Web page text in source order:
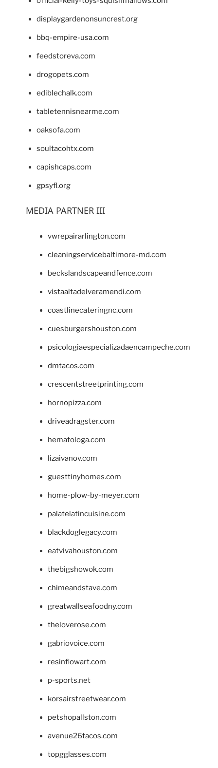
displaygardenonsuncrest.org
bbq-empire-usa.com
feedstoreva.com
drogopets.com
ediblechalk.com
tabletennisnearme.com
oaksofa.com
soultacohtx.com
capishcaps.com
gpsyfl.org
MEDIA PARTNER III
vwrepairarlington.com
cleaningservicebaltimore-md.com
beckslandscapeandfence.com
vistaaltadelveramendi.com
coastlinecateringnc.com
cuesburgershouston.com
psicologiaespecializadaencampeche.com
dmtacos.com
crescentstreetprinting.com
hornopizza.com
driveadragster.com
hematologa.com
lizaivanov.com
guesttinyhomes.com
home-plow-by-meyer.com
palatelatincuisine.com
blackdoglegacy.com
eatvivahouston.com
thebigshowok.com
chimeandstave.com
greatwallseafoodny.com
theloverose.com
gabriovoice.com
resinflowart.com
p-sports.net
korsairstreetwear.com
petshopallston.com
avenue26tacos.com
topgglasses.com